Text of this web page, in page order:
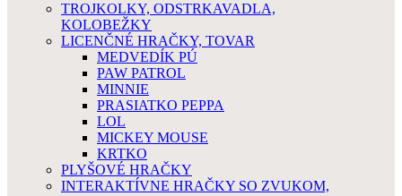
TROJKOLKY, ODSTRKAVADLA,
KOLOBEŽKY
LICENČNÉ HRAČKY, TOVAR
MEDVEDÍK PÚ
PAW PATROL
MINNIE
PRASIATKO PEPPA
LOL
MICKEY MOUSE
KRTKO
PLYŠOVÉ HRAČKY
INTERAKTÍVNE HRAČKY SO ZVUKOM,